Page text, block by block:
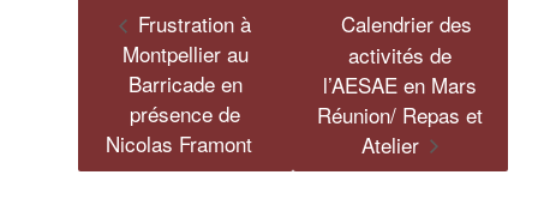
Frustration à
Montpellier au
Barricade en
présence de
Nicolas Framont
Calendrier des
activités de
l’AESAE en Mars
Réunion/ Repas et
Atelier